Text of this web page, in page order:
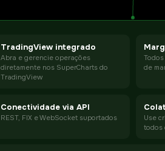
TradingView integrado
Abra e gerencie operações
diretamente nos SuperCharts do
TradingView
de
Conectividade via API
REST, FIX e WebSocket suportados
Use
todos